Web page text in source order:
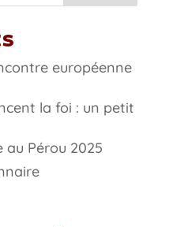
européenne
la foi : un petit
Pérou 2025